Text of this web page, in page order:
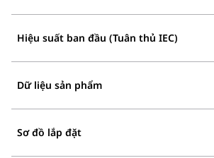
Hiệu suất ban đầu (Tuân thủ IEC)
Dữ liệu sản phẩm
Sơ đồ lắp đặt